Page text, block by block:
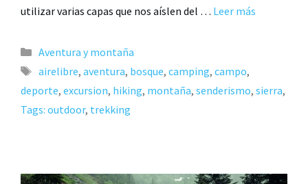
utilizar varias capas que nos aíslen del … Leer más
Aventura y montaña
airelibre, aventura, bosque, camping, campo,
deporte, excursion, hiking, montaña, senderismo, sierra,
Tags: outdoor, trekking